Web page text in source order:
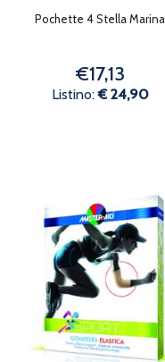
Pochette 4 Stella Marina
€17,13
Listino:€ 24,90